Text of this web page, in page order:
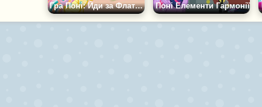
Гра Поні: Йди за Флаттершай Поні Елементи Гармонії